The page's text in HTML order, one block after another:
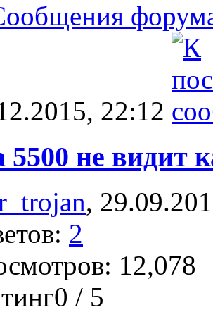
22:12
5500 не видит
,
2
12,078
/ 5